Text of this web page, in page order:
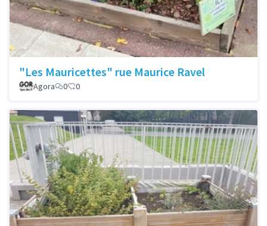
"Les Mauricettes" rue Maurice Ravel
Agora 0 0